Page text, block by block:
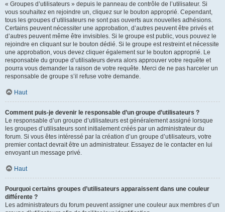
« Groupes d’utilisateurs » depuis le panneau de contrôle de l’utilisateur. Si
vous souhaitez en rejoindre un, cliquez sur le bouton approprié. Cependant,
tous les groupes d’utilisateurs ne sont pas ouverts aux nouvelles adhésions.
Certains peuvent nécessiter une approbation, d’autres peuvent être privés et
d’autres peuvent même être invisibles. Si le groupe est public, vous pouvez le
rejoindre en cliquant sur le bouton dédié. Si le groupe est restreint et nécessite
une approbation, vous devez cliquer également sur le bouton approprié. Le
responsable du groupe d’utilisateurs devra alors approuver votre requête et
pourra vous demander la raison de votre requête. Merci de ne pas harceler un
responsable de groupe s’il refuse votre demande.
Haut
Comment puis-je devenir le responsable d’un groupe d’utilisateurs ?
Le responsable d’un groupe d’utilisateurs est généralement assigné lorsque
les groupes d’utilisateurs sont initialement créés par un administrateur du
forum. Si vous êtes intéressé par la création d’un groupe d’utilisateurs, votre
premier contact devrait être un administrateur. Essayez de le contacter en lui
envoyant un message privé.
Haut
Pourquoi certains groupes d’utilisateurs apparaissent dans une couleur
différente ?
Les administrateurs du forum peuvent assigner une couleur aux membres d’un